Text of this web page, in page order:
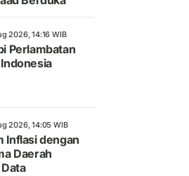
2026, 14:16 WIB
Perlambatan
2026, 14:05 WIB
Inflasi dengan
Daerah